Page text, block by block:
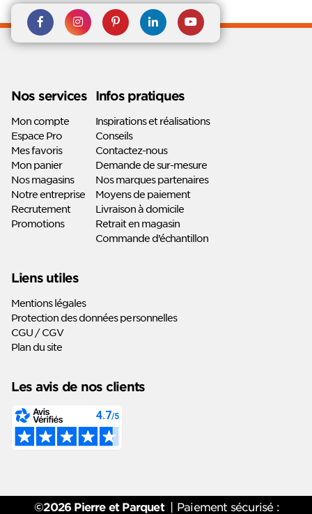
Rejoignez nous sur Facebook
Suivez-nous sur
Instagram
Suivez-nous sur
Pinterest
Suivez-
nous sur
Suivez-
nous sur
Nos services
Mon compte
Espace Pro
Mes favoris
Mon panier
Nos magasins
Notre entreprise
Recrutement
Promotions
Infos pratiques
Inspirations et réalisations
Conseils
Contactez-nous
Demande de sur-mesure
Nos marques partenaires
Moyens de paiement
Livraison à domicile
Retrait en magasin
Commande d’échantillon
Liens utiles
Mentions légales
Protection des données personnelles
CGU / CGV
Plan du site
Les avis de nos clients
©2026 Pierre et Parquet | Paiement sécurisé :